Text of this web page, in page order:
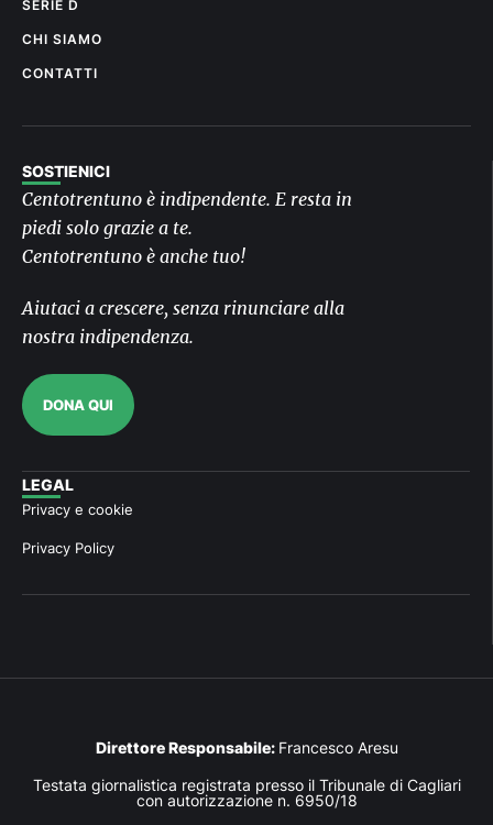
SERIE D
CHI SIAMO
CONTATTI
SOSTIENICI
Centotrentuno è indipendente. E resta in
piedi solo grazie a te.
Centotrentuno è anche tuo!
Aiutaci a crescere, senza rinunciare alla
nostra indipendenza.
DONA QUI
LEGAL
Privacy e cookie
Privacy Policy
Direttore Responsabile: Francesco Aresu
Testata giornalistica registrata presso il Tribunale di Cagliari
con autorizzazione n. 6950/18